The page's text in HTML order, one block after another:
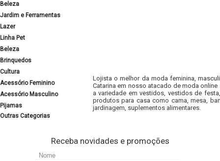
Beleza
Jardim e Ferramentas
Lazer
Linha Pet
Beleza
Brinquedos
Cultura
Acessório Feminino
Acessório Masculino
Pijamas
Outras Categorias
Lojista o melhor da moda feminina,
Catarina em nosso atacado de moda
a variedade em vestidos, vestidos de
produtos para casa como cama, mesa,
jardinagem, suplementos alimentares.
Receba novidades e promoções